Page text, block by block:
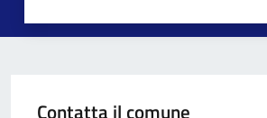
Contatta il comune